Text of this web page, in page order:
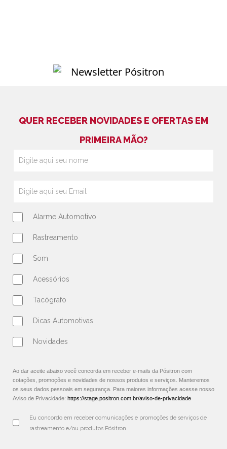
QUER RECEBER NOVIDADES E OFERTAS EM
PRIMEIRA MÃO?
Alarme Automotivo
Rastreamento
Som
Acessórios
Tacógrafo
Dicas Automotivas
Novidades
Ao dar aceite abaixo você concorda em receber e-mails da Pósitron com
cotações, promoções e novidades de nossos produtos e serviços. Manteremos
os seus dados pessoais em segurança. Para maiores informações acesse nosso
Aviso de Privacidade: https://stage.positron.com.br/aviso-de-privacidade
Eu concordo em receber comunicações e promoções de serviços de
rastreamento e/ou produtos Pósitron.